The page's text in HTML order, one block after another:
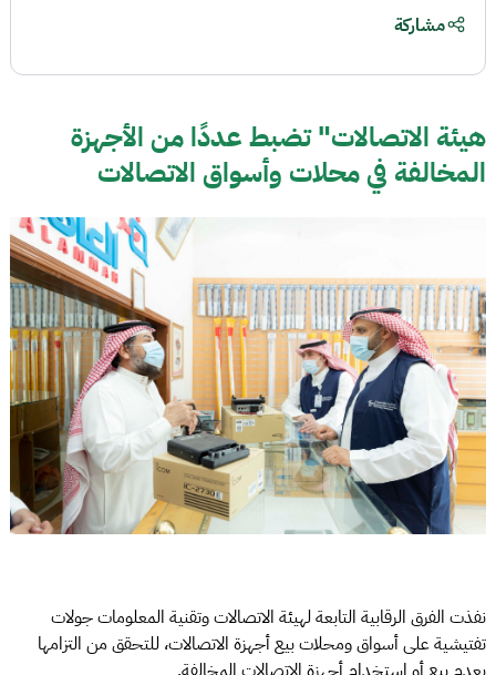
هيئة الاتصالات" تضبط عددًا من الأجهزة
المخالفة في محلات وأسواق الاتصالات
نفذت الفرق الرقابية التابعة لهيئة الاتصالات وتقنية المعلومات جولات
تفتيشية على أسواق ومحلات بيع أجهزة الاتصالات، للتحقق من التزامها
مشاركة